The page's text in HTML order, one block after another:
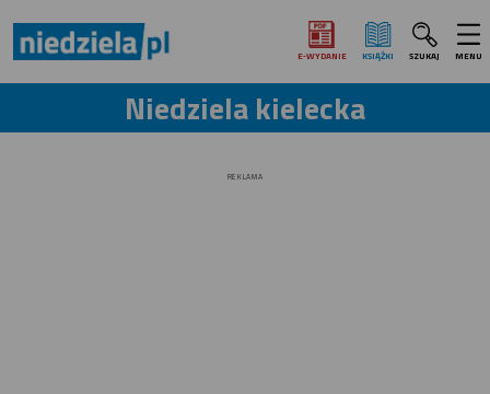
E‑WYDANIE KSIĄŻKI SZUKAJ MENU
Niedziela kielecka
REKLAMA